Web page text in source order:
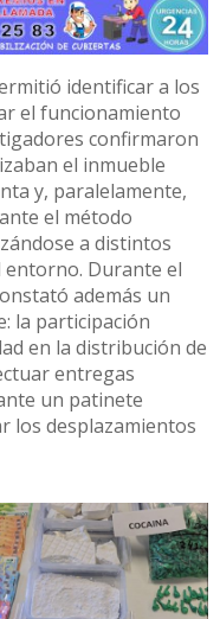
identificar a los
el funcionamiento
confirmaron
el inmueble
y, paralelamente,
el método
a distintos
Durante el
además un
la participación
en la distribución de
entregas
un patinete
los desplazamientos